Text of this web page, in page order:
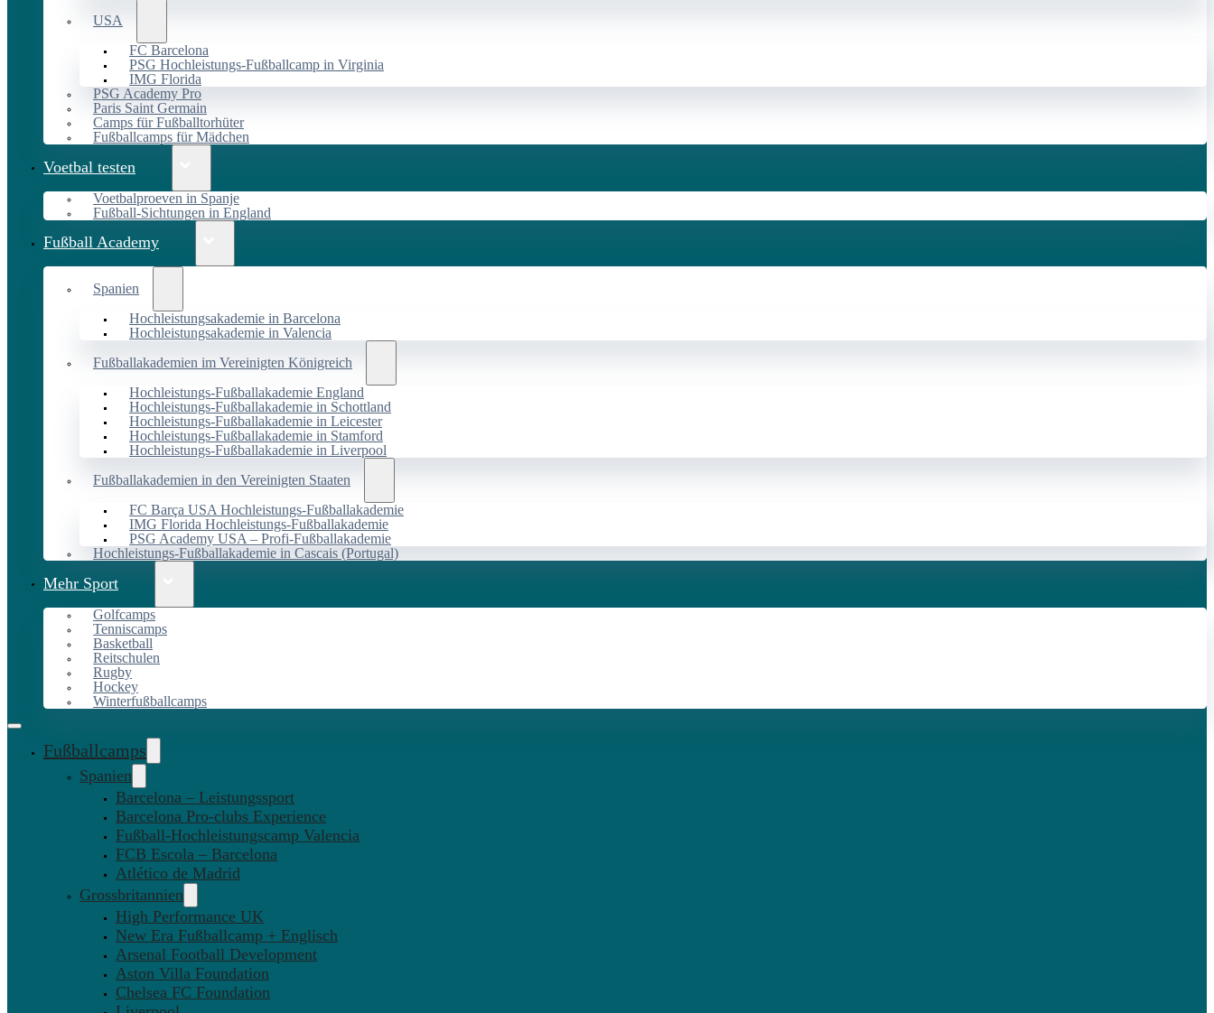
USA
FC Barcelona
PSG Hochleistungs-Fußballcamp in Virginia
IMG Florida
PSG Academy Pro
Paris Saint Germain
Camps für Fußballtorhüter
Fußballcamps für Mädchen
Voetbal testen
Voetbalproeven in Spanje
Fußball-Sichtungen in England
Fußball Academy
Spanien
Hochleistungsakademie in Barcelona
Hochleistungsakademie in Valencia
Fußballakademien im Vereinigten Königreich
Hochleistungs-Fußballakademie England
Hochleistungs-Fußballakademie in Schottland
Hochleistungs-Fußballakademie in Leicester
Hochleistungs-Fußballakademie in Stamford
Hochleistungs-Fußballakademie in Liverpool
Fußballakademien in den Vereinigten Staaten
FC Barça USA Hochleistungs-Fußballakademie
IMG Florida Hochleistungs-Fußballakademie
PSG Academy USA – Profi-Fußballakademie
Hochleistungs-Fußballakademie in Cascais (Portugal)
Mehr Sport
Golfcamps
Tenniscamps
Basketball
Reitschulen
Rugby
Hockey
Winterfußballcamps
Fußballcamps
Spanien
Barcelona – Leistungssport
Barcelona Pro-clubs Experience
Fußball-Hochleistungscamp Valencia
FCB Escola – Barcelona
Atlético de Madrid
Grossbritannien
High Performance UK
New Era Fußballcamp + Englisch
Arsenal Football Development
Aston Villa Foundation
Chelsea FC Foundation